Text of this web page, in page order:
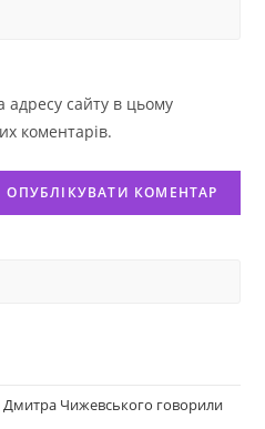
адресу сайту в цьому
коментарів.
Дмитра Чижевського говорили